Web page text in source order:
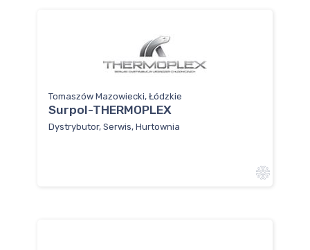
Tomaszów Mazowiecki, Łódzkie
Surpol-THERMOPLEX
Dystrybutor, Serwis, Hurtownia